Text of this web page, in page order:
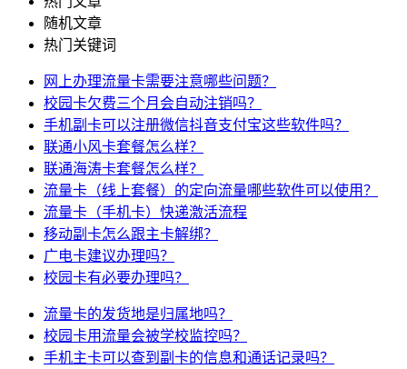
随机文章
热门关键词
网上办理流量卡需要注意哪些问题？
校园卡欠费三个月会自动注销吗？
手机副卡可以注册微信抖音支付宝这些软件吗？
联通小风卡套餐怎么样？
联通海涛卡套餐怎么样？
流量卡（线上套餐）的定向流量哪些软件可以使用？
流量卡（手机卡）快递激活流程
移动副卡怎么跟主卡解绑？
广电卡建议办理吗？
校园卡有必要办理吗？
流量卡的发货地是归属地吗？
校园卡用流量会被学校监控吗？
手机主卡可以查到副卡的信息和通话记录吗？